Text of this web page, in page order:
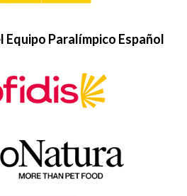
Paralímpico Español